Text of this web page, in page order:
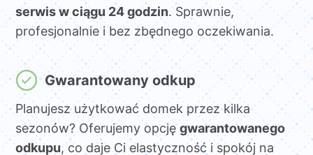
serwis w ciągu 24 godzin. Sprawnie,
profesjonalnie i bez zbędnego oczekiwania.
Gwarantowany odkup
Planujesz użytkować domek przez kilka
sezonów? Oferujemy opcjęgwarantowanego
odkupu, co daje Ci elastyczność i spokój na